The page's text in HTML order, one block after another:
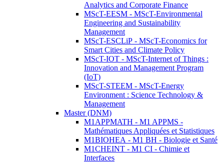
Analytics and Corporate Finance
MScT-EESM - MScT-Environmental
Engineering and Sustainability
Management
MScT-ESCLiP - MScT-Economics for
Smart Cities and Climate Policy
MScT-IOT - MScT-Internet of Things :
Innovation and Management Program
(IoT)
MScT-STEEM - MScT-Energy
Environment : Science Technology &
Management
Master (DNM)
M1APPMATH - M1 APPMS -
Mathématiques Appliquées et Statistiques
M1BIOHEA - M1 BH - Biologie et Santé
M1CHEINT - M1 CI - Chimie et
Interfaces